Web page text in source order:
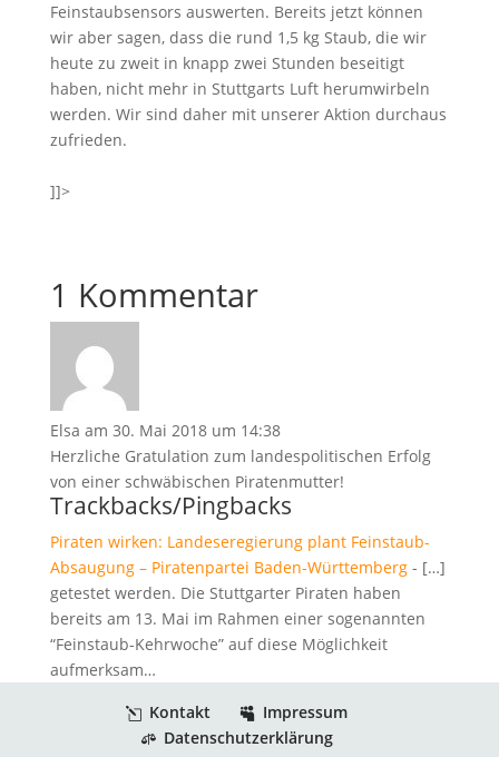
Feinstaubsensors auswerten. Bereits jetzt können
wir aber sagen, dass die rund 1,5 kg Staub, die wir
heute zu zweit in knapp zwei Stunden beseitigt
haben, nicht mehr in Stuttgarts Luft herumwirbeln
werden. Wir sind daher mit unserer Aktion durchaus
zufrieden.
]]>
1 Kommentar
Elsa am 30. Mai 2018 um 14:38
Herzliche Gratulation zum landespolitischen Erfolg
von einer schwäbischen Piratenmutter!
Trackbacks/Pingbacks
Piraten wirken: Landeseregierung plant Feinstaub-
Absaugung – Piratenpartei Baden-Württemberg- […]
getestet werden. Die Stuttgarter Piraten haben
bereits am 13. Mai im Rahmen einer sogenannten
“Feinstaub-Kehrwoche” auf diese Möglichkeit
aufmerksam…
Kontakt
Impressum
Datenschutzerklärung